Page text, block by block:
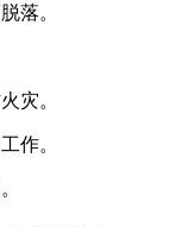
落。
灾。
作。